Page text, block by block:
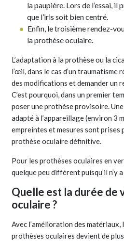
la paupière. Lors de l’essai, il
que l’iris soit bien centré.
Enfin, le troisième rendez-
la prothèse oculaire.
L’adaptation à la prothèse ou la
l’œil, dans le cas d’un traumatisme
des modifications et demander un
C’est pourquoi, dans un premier
poser une prothèse provisoire.
adapté à l’appareillage (environ 3
empreintes et mesures sont prises
prothèse oculaire définitive.
Pour les prothèses oculaires en
quelque peu différent puisqu’il n’y
Quelle est la durée de
oculaire ?
Avec l’amélioration des matériaux,
prothèses oculaires devient de